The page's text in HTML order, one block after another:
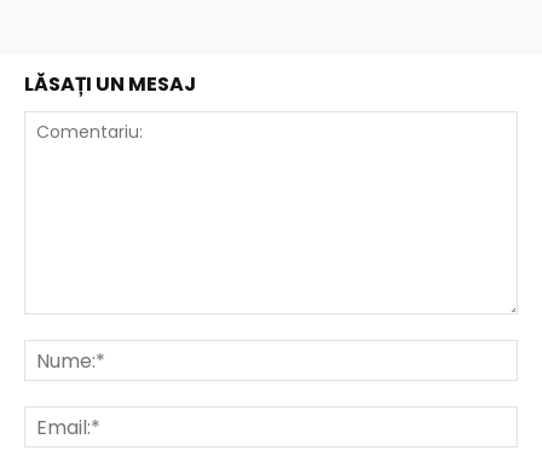
LĂSAȚI UN MESAJ